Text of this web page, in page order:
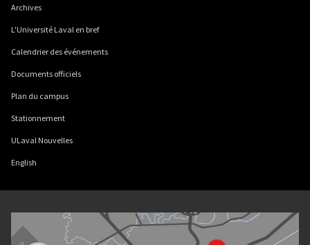
Archives
L'Université Laval en bref
Calendrier des événements
Documents officiels
Plan du campus
Stationnement
ULaval Nouvelles
English